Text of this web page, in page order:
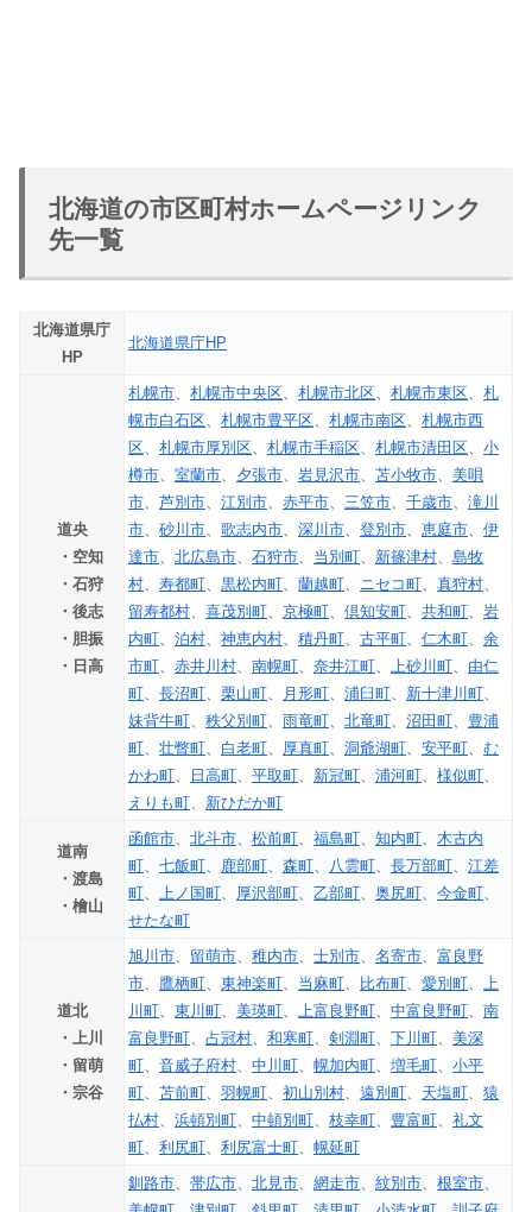
北海道の市区町村ホームページリンク
先一覧
北海道県庁
HP
北海道県庁HP
道央
・空知
・石狩
・後志
・胆振
・日高
札幌市、 札幌市中央区、 札幌市北区、 札幌市東区、 札
幌市白石区、 札幌市豊平区、 札幌市南区、 札幌市西
区、 札幌市厚別区、 札幌市手稲区、 札幌市清田区、 小
樽市、 室蘭市、 夕張市、 岩見沢市、 苫小牧市、 美唄
市、 芦別市、 江別市、 赤平市、 三笠市、 千歳市、 滝川
市、 砂川市、 歌志内市、 深川市、 登別市、 恵庭市、 伊
達市、 北広島市、 石狩市、 当別町、 新篠津村、 島牧
村、 寿都町、 黒松内町、 蘭越町、 ニセコ町、 真狩村、
留寿都村、 喜茂別町、 京極町、 倶知安町、 共和町、 岩
内町、 泊村、 神恵内村、 積丹町、 古平町、 仁木町、 余
市町、 赤井川村、 南幌町、 奈井江町、 上砂川町、 由仁
町、 長沼町、 栗山町、 月形町、 浦臼町、 新十津川町、
妹背牛町、 秩父別町、 雨竜町、 北竜町、 沼田町、 豊浦
町、 壮瞥町、 白老町、 厚真町、 洞爺湖町、 安平町、 む
かわ町、 日高町、 平取町、 新冠町、 浦河町、 様似町、
えりも町、 新ひだか町
道南
・渡島
・檜山
函館市、 北斗市、 松前町、 福島町、 知内町、 木古内
町、 七飯町、 鹿部町、 森町、 八雲町、 長万部町、 江差
町、 上ノ国町、 厚沢部町、 乙部町、 奥尻町、 今金町、
せたな町
道北
・上川
・留萌
・宗谷
旭川市、 留萌市、 稚内市、 士別市、 名寄市、 富良野
市、 鷹栖町、 東神楽町、 当麻町、 比布町、 愛別町、 上
川町、 東川町、 美瑛町、 上富良野町、 中富良野町、 南
富良野町、 占冠村、 和寒町、 剣淵町、 下川町、 美深
町、 音威子府村、 中川町、 幌加内町、 増毛町、 小平
町、 苫前町、 羽幌町、 初山別村、 遠別町、 天塩町、 猿
払村、 浜頓別町、 中頓別町、 枝幸町、 豊富町、 礼文
町、 利尻町、 利尻富士町、 幌延町
釧路市、 帯広市、 北見市、 網走市、 紋別市、 根室市、